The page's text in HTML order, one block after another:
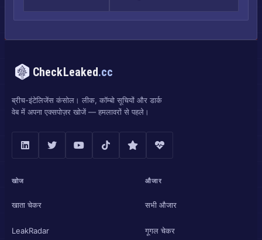
CheckLeaked.cc
ब्रीच-इंटेलिजेंस कंसोल। लीक, कॉम्बो सूचियों और डार्क
वेब में अपना एक्सपोज़र खोजें — हमलावरों से पहले।
खोज
खाता चेकर
LeakRadar
औजार
सभी औजार
गूगल चेकर